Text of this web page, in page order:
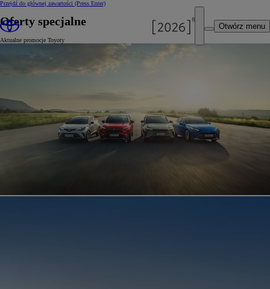
Przejdź do głównej zawartości (Press Enter)
Otwórz menu
Oferty specjalne
Aktualne promocje Toyoty